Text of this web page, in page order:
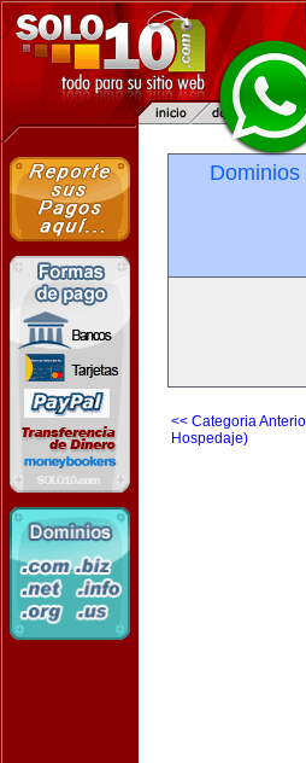
<< Categoria
Hospedaje)